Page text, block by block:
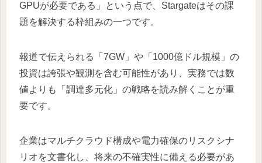
GPUが必要である」という点で、Stargateはその課
題を解決する枠組みの一つです。
報道で伝えられる「7GW」や「1000億ドル規模」の
投資は誇張や観測を含む可能性があり、実務では数
値よりも「調達多元化」の戦略を読み解くことが重
要です。
企業はマルチクラウド構成や電力確保のリスクシナ
リオを文書化し、将来の不確実性に備える必要があ